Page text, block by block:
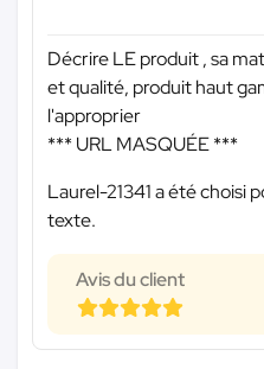
Décrire LE produit , sa
et qualité, produit haut
l'approprier
*** URL MASQUÉE ***
Laurel-21341 a été choisi
texte.
Avis du client